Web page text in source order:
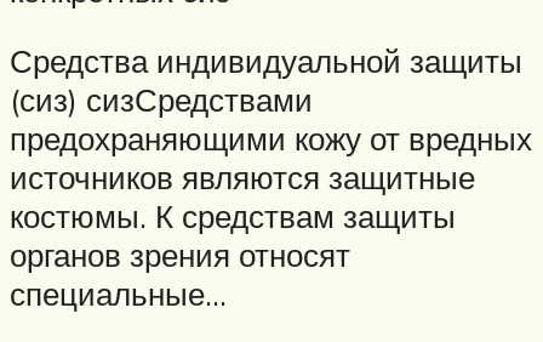
Средства индивидуальной защиты
(сиз) сизСредствами
предохраняющими кожу от вредных
источников являются защитные
костюмы. К средствам защиты
органов зрения относят
специальные…